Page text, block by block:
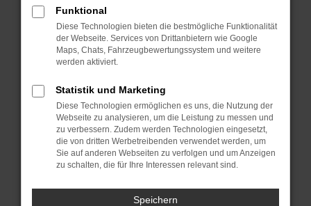
Starte dein Gerät neu.
Das kann manchmal helfen, vorübergehende
Probleme zu beheben.
Betriebssystem auf dem neuesten Stand
sind.
Veraltete Software birgt nicht nur ein
Sicherheitsrisiko, sondern kann auch dazu
führen, dass bestimmte Funktionen nicht mehr
unterstützt werden.
Wende dich an den Webseitenbetreiber.
Wenn du alle oben genannten Schritte versucht
Funktional
Diese Technologien bieten die bestmögliche Funktionalität
der Webseite. Services von Drittanbietern wie Google
Maps, Chats, Fahrzeugbewertungssystem und weitere
werden aktiviert.
Statistik und Marketing
Diese Technologien ermöglichen es uns, die Nutzung der
Webseite zu analysieren, um die Leistung zu messen und
zu verbessern. Zudem werden Technologien eingesetzt,
die von dritten Werbetreibenden verwendet werden, um
Sie auf anderen Webseiten zu verfolgen und um Anzeigen
zu schalten, die für Ihre Interessen relevant sind.
Speichern